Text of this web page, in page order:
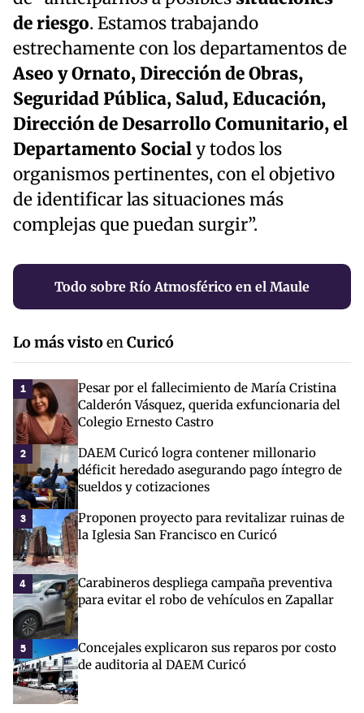
de riesgo. Estamos trabajando
estrechamente con los departamentos de
Aseo y Ornato, Dirección de Obras,
Seguridad Pública, Salud, Educación,
Dirección de Desarrollo Comunitario, el
Departamento Socialy todos los
organismos pertinentes, con el objetivo
de identificar las situaciones más
complejas que puedan surgir”.
Todo sobre Río Atmosférico en el Maule
Lo más vistoenCuricó
1
Pesar por el fallecimiento de María Cristina
Calderón Vásquez, querida exfuncionaria del
Colegio Ernesto Castro
2
DAEM Curicó logra contener millonario
déficit heredado asegurando pago íntegro de
sueldos y cotizaciones
3
Proponen proyecto para revitalizar ruinas de
la Iglesia San Francisco en Curicó
4
Carabineros despliega campaña preventiva
para evitar el robo de vehículos en Zapallar
5
Concejales explicaron sus reparos por costo
de auditoria al DAEM Curicó